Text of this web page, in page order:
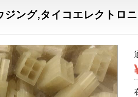
ジング,タイコエレクトロ